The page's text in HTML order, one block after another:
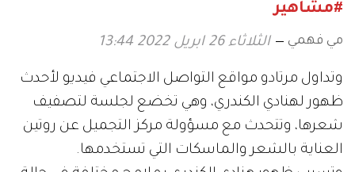
#مشاهير
مي فهمي الثلاثاء 26 ابريل 2022 13:44
وتداول مرتادو مواقع التواصل الاجتماعي فيديو لأحدث
ظهور لهنادي الكندري، وهي تخضع لجلسة لتصفيف
شعرها، وتتحدث مع مسؤولة مركز التجميل عن روتين
العناية بالشعر والماسكات التي تستخدمها.